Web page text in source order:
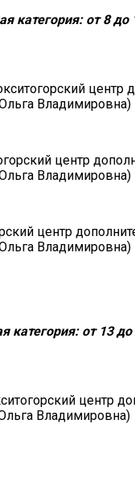
категория: от 8
центр
Владимировна)
центр
Владимировна)
центр
Владимировна)
категория: от 13
центр
Владимировна)